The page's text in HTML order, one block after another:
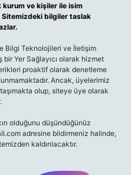
kurum ve kişiler ile isim
bilgiler taslak
Bilgi Teknolojileri ve İletişim
bir Yer Sağlayıcı olarak hizmet
proaktif olarak denetleme
Ancak, üyelerimiz
olup, siteye üye olarak
olduğunu düşündüğünüz
adresine bildirmeniz halinde,
kaldırılacaktır.